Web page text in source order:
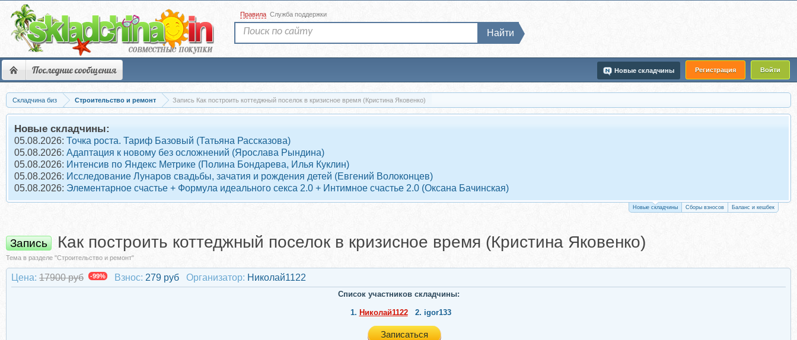
Последние сообщения Регистрация Войти
Новые складчины
Правила Служба поддержки
Найти
Складчина биз Строительство и ремонт Запись Как построить коттеджный поселок в кризисное время (Кристина Яковенко)
Новые складчины:
05.08.2026: Точка роста. Тариф Базовый (Татьяна Рассказова)
05.08.2026: Адаптация к новому без осложнений (Ярослава Рындина)
05.08.2026: Интенсив по Яндекс Метрике (Полина Бондарева, Илья Куклин)
05.08.2026: Исследование Лунаров свадьбы, зачатия и рождения детей (Евгений Волоконцев)
05.08.2026: Элементарное счастье + Формула идеального секса 2.0 + Интимное счастье 2.0 (Оксана Бачинская)
Новые складчины Сборы взносов Баланс и кешбек
Запись Как построить коттеджный поселок в кризисное время (Кристина Яковенко)
Тема в разделе "Строительство и ремонт"
Цена: 17900 руб -99% Взнос: 279 руб Организатор: Николай1122
Список участников складчины:
1. Николай1122 2. igor133
Записаться